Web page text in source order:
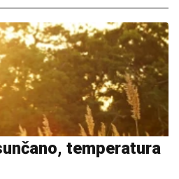
temperatura